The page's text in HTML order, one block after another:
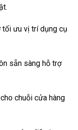
ưu vị trí dụng cụ
sẵn sàng hỗ trợ
chuỗi cửa hàng